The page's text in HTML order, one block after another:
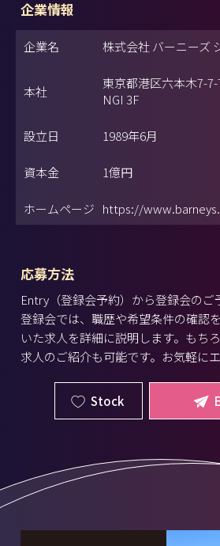
企業情報
企業名 株式会社 バーニーズ
本社
東京都港区六本木7-
NGI 3F
設立日 1989年6月
資本金 1億円
ホームページ https://
応募方法
Entry（登録会予約）から登録会のご
登録会では、職歴や希望条件の確認
いた求人を詳細に説明します。もち
求人のご紹介も可能です。お気軽に
Stock